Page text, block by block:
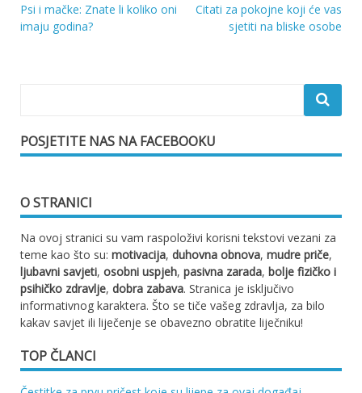
Navigacija
Psi i mačke: Znate li koliko oni
imaju godina?
Citati za pokojne koji će vas
sjetiti na bliske osobe
POSJETITE NAS NA FACEBOOKU
O STRANICI
Na ovoj stranici su vam raspoloživi korisni tekstovi vezani za
teme kao što su: motivacija, duhovna obnova, mudre priče,
ljubavni savjeti, osobni uspjeh, pasivna zarada, bolje fizičko i
psihičko zdravlje, dobra zabava. Stranica je isključivo
informativnog karaktera. Što se tiče vašeg zdravlja, za bilo
kakav savjet ili liječenje se obavezno obratite liječniku!
TOP ČLANCI